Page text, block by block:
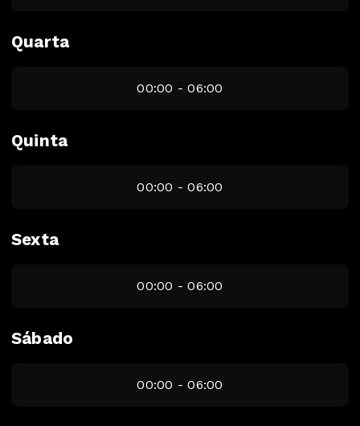
Quarta
00:00 - 06:00
Quinta
00:00 - 06:00
Sexta
00:00 - 06:00
Sábado
00:00 - 06:00